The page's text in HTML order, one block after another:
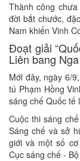
Thành công
đời bắt chước,
Nam khiến Vinh
Đoạt giải
Liên bang Nga
Mới đây, ngày 6/
tú Phạm Hồng
sáng chế Quốc tế
Cuộc thi sáng
Sáng chế và sở
giới và một số
Cục sáng chế -